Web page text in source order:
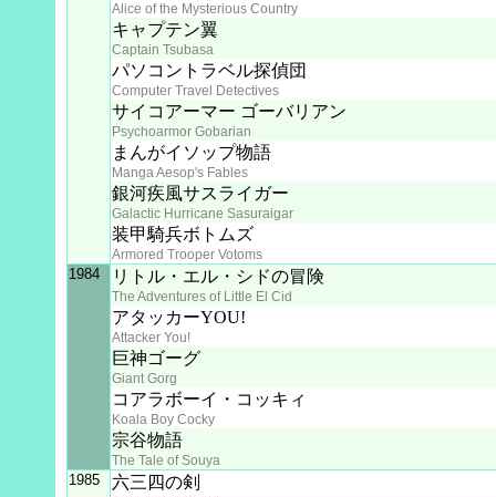
Alice of the Mysterious Country
キャプテン翼
Captain Tsubasa
パソコントラベル探偵団
Computer Travel Detectives
サイコアーマー ゴーバリアン
Psychoarmor Gobarian
まんがイソップ物語
Manga Aesop's Fables
銀河疾風サスライガー
Galactic Hurricane Sasuraigar
装甲騎兵ボトムズ
Armored Trooper Votoms
1984 リトル・エル・シドの冒険
The Adventures of Little El Cid
アタッカーYOU!
Attacker You!
巨神ゴーグ
Giant Gorg
コアラボーイ・コッキィ
Koala Boy Cocky
宗谷物語
The Tale of Souya
1985 六三四の剣